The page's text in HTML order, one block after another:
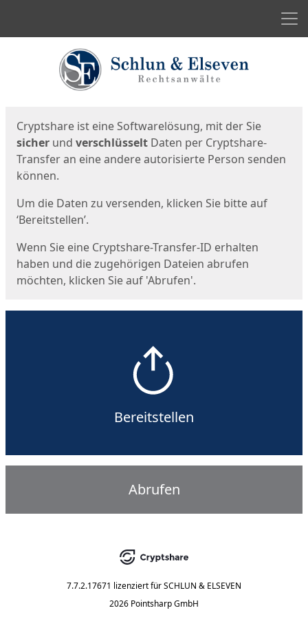
Cryptshare ist eine Softwarelösung, mit der Sie
sicher und verschlüsselt Daten per Cryptshare-
Transfer an eine andere autorisierte Person senden
können.
Um die Daten zu versenden, klicken Sie bitte auf
‘Bereitstellen’.
Wenn Sie eine Cryptshare-Transfer-ID erhalten
haben und die zugehörigen Dateien abrufen
möchten, klicken Sie auf 'Abrufen'.
Bereitstellen
Abrufen
7.7.2.17671 lizenziert fürSCHLUN & ELSEVEN
2026 Pointsharp GmbH